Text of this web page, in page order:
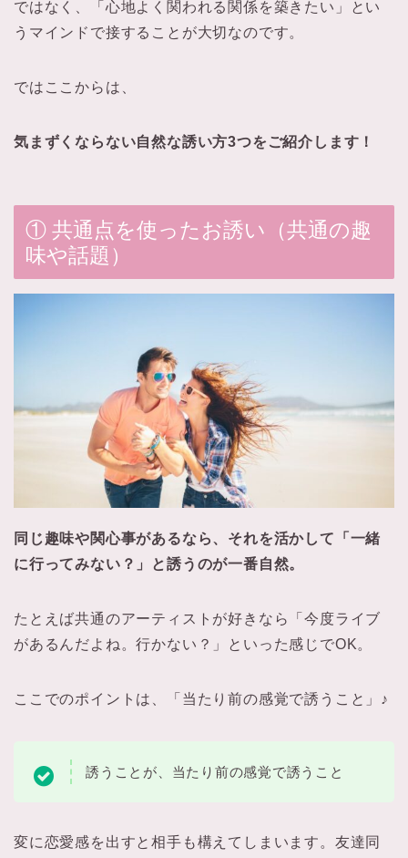
ではなく、「心地よく関われる関係を築きたい」とい
うマインドで接することが大切なのです。
ではここからは、
気まずくならない自然な誘い方3つをご紹介します！
① 共通点を使ったお誘い（共通の趣
味や話題）
同じ趣味や関心事があるなら、それを活かして「一緒
に行ってみない？」と誘うのが一番自然。
たとえば共通のアーティストが好きなら「今度ライブ
があるんだよね。行かない？」といった感じでOK。
ここでのポイントは、「当たり前の感覚で誘うこと」♪
誘うことが、当たり前の感覚で誘うこと
変に恋愛感を出すと相手も構えてしまいます。友達同